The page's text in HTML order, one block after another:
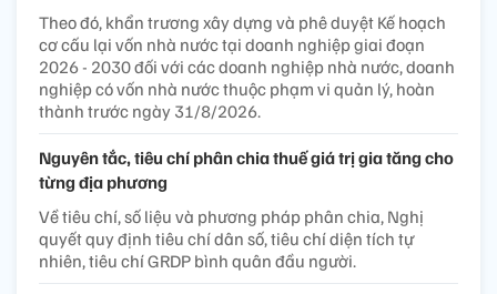
Theo đó, khẩn trương xây dựng và phê duyệt Kế hoạch
cơ cấu lại vốn nhà nước tại doanh nghiệp giai đoạn
2026 - 2030 đối với các doanh nghiệp nhà nước, doanh
nghiệp có vốn nhà nước thuộc phạm vi quản lý, hoàn
thành trước ngày 31/8/2026.
Nguyên tắc, tiêu chí phân chia thuế giá trị gia tăng cho
từng địa phương
Về tiêu chí, số liệu và phương pháp phân chia, Nghị
quyết quy định tiêu chí dân số, tiêu chí diện tích tự
nhiên, tiêu chí GRDP bình quân đầu người.